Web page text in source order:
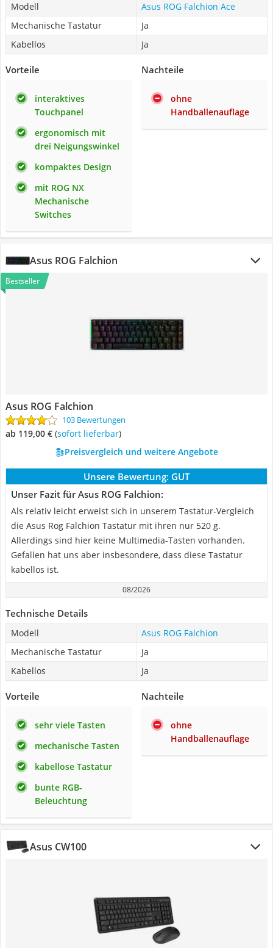
Modell
Asus ROG Falchion Ace
Mechanische Tastatur
Ja
Kabellos
Ja
Vorteile
interaktives
Touchpanel
ergonomisch mit
drei Neigungswinkel
kompaktes Design
mit ROG NX
Mechanische
Switches
Nachteile
ohne
Handballenauflage
Asus ROG Falchion
Bestseller
Asus ROG Falchion
103 Bewertungen
ab 119,00 € ( Sofort lieferbar)
Preisvergleich und weitere Angebote
Unsere Bewertung: GUT
Unser Fazit für Asus ROG Falchion:
Als relativ leicht erweist sich in unserem Tastatur-Vergleich
die Asus Rog Falchion Tastatur mit ihren nur 520 g.
Allerdings sind hier keine Multimedia-Tasten vorhanden.
Gefallen hat uns aber insbesondere, dass diese Tastatur
kabellos ist.
08/2026
Technische Details
Modell
Asus ROG Falchion
Mechanische Tastatur
Ja
Kabellos
Ja
Vorteile
sehr viele Tasten
mechanische Tasten
kabellose Tastatur
bunte RGB-
Beleuchtung
Nachteile
ohne
Handballenauflage
Asus CW100